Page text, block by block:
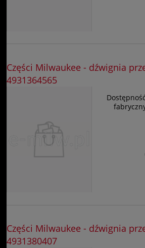
Części Milwaukee - dźwignia
4931364565
Części Milwaukee - dźwignia
4931380407